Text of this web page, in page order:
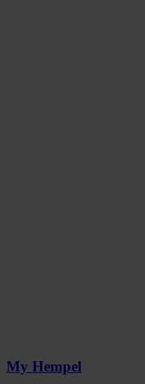
My Hempel